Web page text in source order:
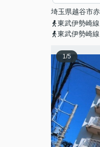
埼玉県越谷市
東武伊勢崎
東武伊勢崎
1/5